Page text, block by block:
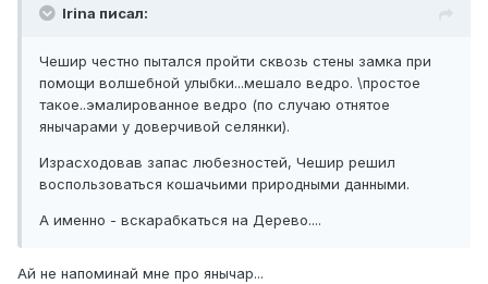
Irina писал:
Чешир честно пытался пройти сквозь стены замка при
помощи волшебной улыбки...мешало ведро. \простое
такое..эмалированное ведро (по случаю отнятое
янычарами у доверчивой селянки).
Израсходовав запас любезностей, Чешир решил
воспользоваться кошачьими природными данными.
А именно - вскарабкаться на Дерево....
Ай не напоминай мне про янычар...